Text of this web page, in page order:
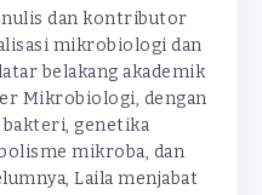
dan kontributor
mikrobiologi dan
belakang akademik
Mikrobiologi, dengan
genetika
mikroba, dan
Laila menjabat